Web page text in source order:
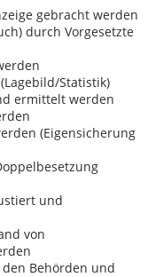
gebracht werden
durch Vorgesetzte
Statistik)
ermittelt werden
(Eigensicherung
und
von
Behörden und